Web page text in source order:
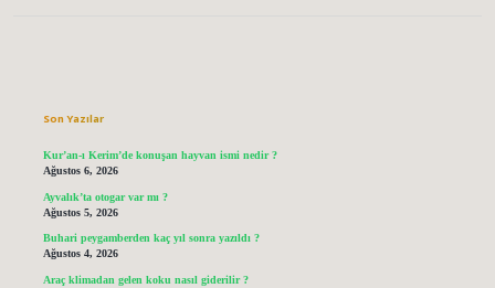
Son Yazılar
Kur’an-ı Kerim’de konuşan hayvan ismi nedir ?
Ağustos 6, 2026
Ayvalık’ta otogar var mı ?
Ağustos 5, 2026
Buhari peygamberden kaç yıl sonra yazıldı ?
Ağustos 4, 2026
Araç klimadan gelen koku nasıl giderilir ?